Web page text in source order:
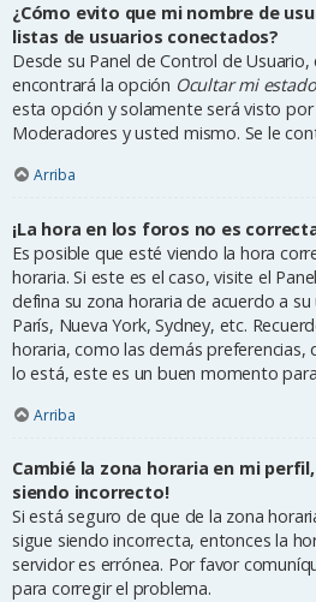
¿Cómo evito que mi nombre de
listas de usuarios conectados?
Desde su Panel de Control de Usuario,
encontrará la opción Ocultar mi
esta opción y solamente será visto
Moderadores y usted mismo. Se le
Arriba
¡La hora en los foros no es
Es posible que esté viendo la hora
horaria. Si este es el caso, visite el
defina su zona horaria de acuerdo a
París, Nueva York, Sydney, etc.
horaria, como las demás preferencias,
lo está, este es un buen momento
Arriba
Cambié la zona horaria en mi
siendo incorrecto!
Si está seguro de que de la zona
sigue siendo incorrecta, entonces la
servidor es errónea. Por favor
para corregir el problema.